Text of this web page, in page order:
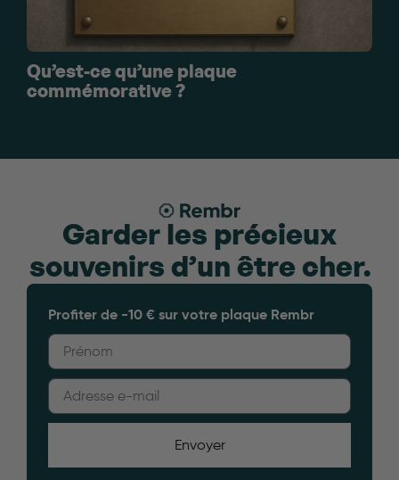
Qu’est-ce qu’une plaque
commémorative ?
Garder les précieux
souvenirs d’un être cher.
Profiter de -10 € sur votre plaque Rembr
Envoyer